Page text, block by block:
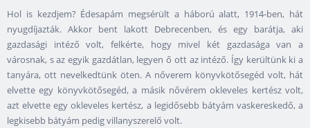
Hol is kezdjem? Édesapám megsérült a háború alatt, 1914-ben, hát
nyugdíjazták. Akkor bent lakott Debrecenben, és egy barátja, aki
gazdasági intéző volt, felkérte, hogy mivel két gazdasága van a
városnak, s az egyik gazdátlan, legyen ő ott az intéző. Így kerültünk ki a
tanyára, ott nevelkedtünk öten. A nőverem könyvkötősegéd volt, hát
elvette egy könyvkötősegéd, a másik nővérem okleveles kertész volt,
azt elvette egy okleveles kertész, a legidősebb bátyám vaskereskedő, a
legkisebb bátyám pedig villanyszerelő volt.